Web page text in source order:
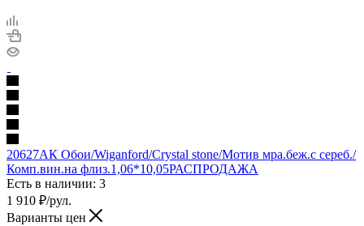
20627АК Обои/Wiganford/Crystal stone/Мотив мра.беж.с сереб./
Комп.вин.на флиз.1,06*10,05РАСПРОДАЖА
Есть в наличии: 3
1 910 ₽/рул.
Варианты цен